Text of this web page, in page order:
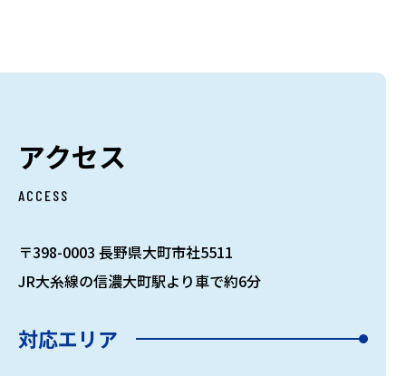
アクセス
ACCESS
〒398-0003 長野県大町市社5511
JR大糸線の信濃大町駅より車で約6分
対応エリア